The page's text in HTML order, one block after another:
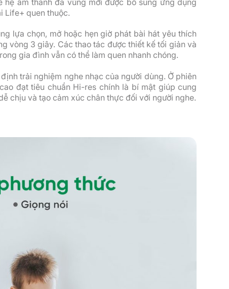
Life+ quen thuộc.
lựa chọn, mở hoặc hẹn giờ phát bài hát yêu thích
vòng 3 giây. Các thao tác được thiết kế tối giản và
gia đình vẫn có thể làm quen nhanh chóng.
trải nghiệm nghe nhạc của người dùng. Ở phiên
đạt tiêu chuẩn Hi-res chính là bí mật giúp cung
chịu và tạo cảm xúc chân thực đối với người nghe.